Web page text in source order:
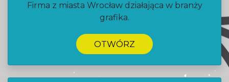
Firma z miasta Wrocław działająca w branży
grafika.
OTWÓRZ